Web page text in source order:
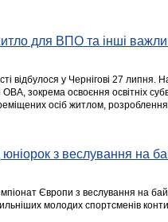
для ВПО та інші
відбулося у Чернігові 27 липня.
зокрема освоєння освітніх
осіб житлом, розроблення
з веслування на
Європи з веслування на
молодих спортсменів